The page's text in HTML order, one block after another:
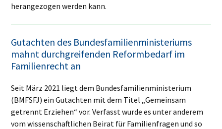
herangezogen werden kann.
Gutachten des Bundesfamilienministeriums
mahnt durchgreifenden Reformbedarf im
Familienrecht an
Seit März 2021 liegt dem Bundesfamilienministerium
(BMFSFJ) ein Gutachten mit dem Titel „Gemeinsam
getrennt Erziehen“ vor. Verfasst wurde es unter anderem
vom wissenschaftlichen Beirat für Familienfragen und so